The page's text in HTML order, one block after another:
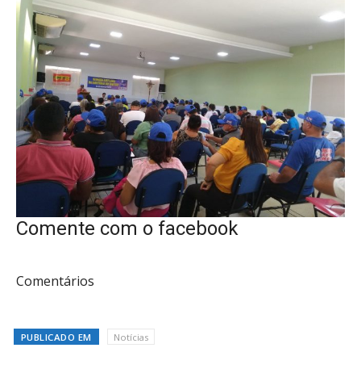
Comente com o facebook
Comentários
PUBLICADO EM Notícias